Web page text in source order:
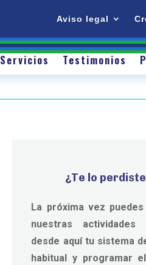
Aviso legal
Sobre mí Servicios
Servicios Testimonios
¿Te lo
La próxima vez
nuestras actividades
desde aquí tu sistema
habitual y programar